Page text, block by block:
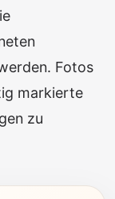
Fotos
markierte
zu